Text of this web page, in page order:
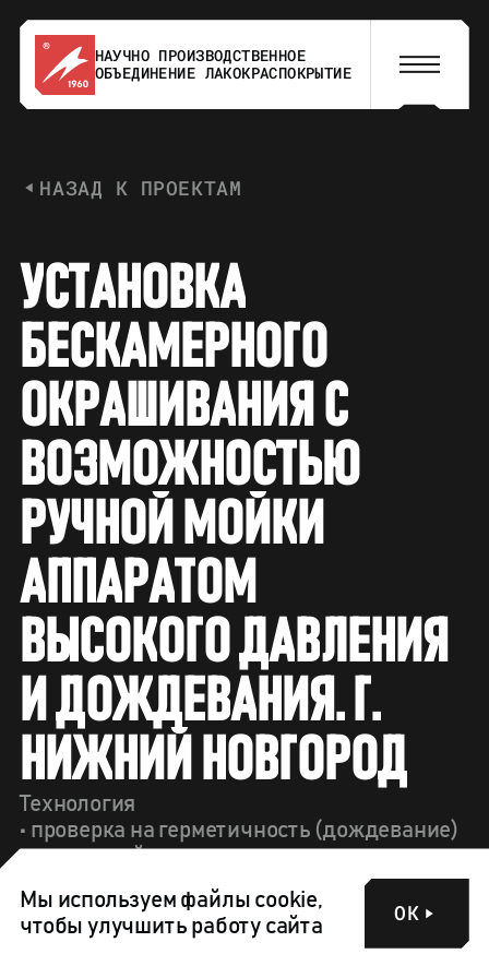
НАУЧНО ПРОИЗВОДСТВЕННОЕ
ОБЪЕДИНЕНИЕ ЛАКОКРАСПОКРЫТИЕ
НАЗАД К ПРОЕКТАМ
УСТАНОВКА
БЕСКАМ ЕРНОГО
ОКРАШ И ВАН ИЯ С
ВОЗМОЖНОСТЬЮ
РУЧ НОЙ МОЙ КИ
АП ПАРАТОМ
ВЫСОКОГОДАВЛ ЕН ИЯ
И ДОЖДЕВАН ИЯ. Г.
Н ИЖН И Й НОВГОРОД
Технология
• проверка на герметичность (дождевание)
• ручной обдув сжатым воздухом
• ручное окрашивание методом
Мы используем файлы cookie,
чтобы улучшить работу сайта
ОК